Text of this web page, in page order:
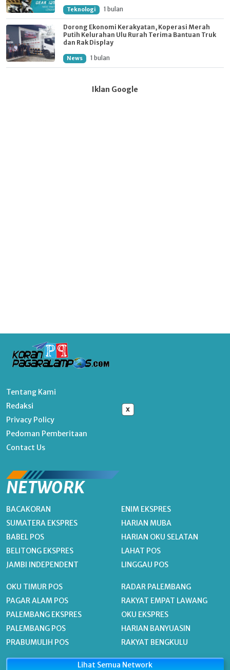
Teknologi 1 bulan
Dorong Ekonomi Kerakyatan, Koperasi Merah
Putih Kelurahan Ulu Rurah Terima Bantuan Truk
dan Rak Display
News 1 bulan
x
Iklan Google
Tentang Kami
Redaksi
Privacy Policy
Pedoman Pemberitaan
Contact Us
NETWORK
BACAKORAN
SUMATERA EKSPRES
BABEL POS
BELITONG EKSPRES
JAMBI INDEPENDENT
ENIM EKSPRES
HARIAN MUBA
HARIAN OKU SELATAN
LAHAT POS
LINGGAU POS
OKU TIMUR POS
PAGAR ALAM POS
PALEMBANG EKSPRES
PALEMBANG POS
PRABUMULIH POS
RADAR PALEMBANG
RAKYAT EMPAT LAWANG
OKU EKSPRES
HARIAN BANYUASIN
RAKYAT BENGKULU
Lihat Semua Network